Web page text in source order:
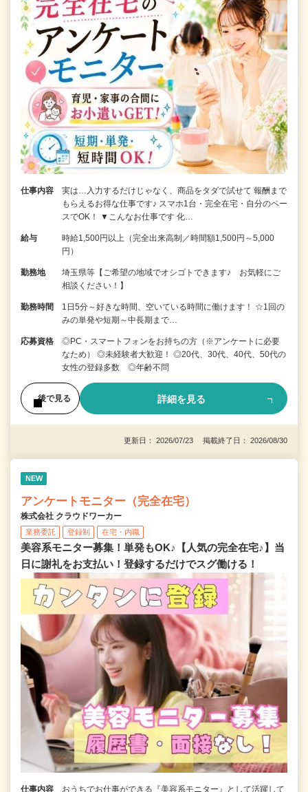
仕事内容
実は…入力するだけじゃなく、商品をタダで試せて 報酬まで
もらえるお得な仕事です♪ スマホ1台・完全在宅・自分のペー
スでOK！ ▼こんなお仕事です 化…
給与
時給1,500円以上（完全出来高制／時間額1,500円～5,000
円）
勤務地
埼玉県等【ご希望の地域でオシゴトできます♪ お気軽にご
相談ください！】
勤務時間
1日5分～好きな時間、空いている時間に働けます！ ☆1回の
みの単発や短期～中長期まで…
応募資格
◎PC・スマートフォンをお持ちの方（※アンケートに必要
なため） ◎未経験者大歓迎！ ◎20代、30代、40代、50代の
女性の登録多数 ◎年齢不問
後で見る 詳細を見る
更新日： 2026/07/23 掲載終了日： 2026/08/30
NEW
アンケートモニター（完全在宅）
株式会社 クラウドワーカー
業務委託 登録制 在宅・内職
美容系モニター募集！単発もOK♪【人気の完全在宅♪】当
日に謝礼をお支払い！登録するだけでスグ働ける！
仕事内容 おうちでお仕事ができる『美容系モニター』として活躍して